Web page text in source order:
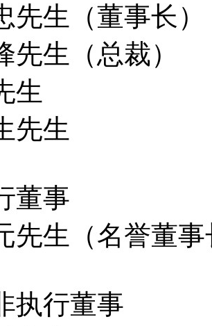
先生（董事长）
先生（总裁）
生
先生
董事
先生（名誉董事
执行董事